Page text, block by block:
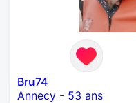
Bru74
Annecy - 53 ans